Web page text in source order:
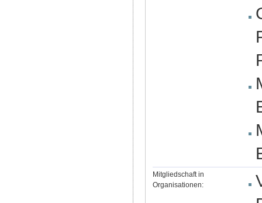
Mitgliedschaft in
Organisationen: